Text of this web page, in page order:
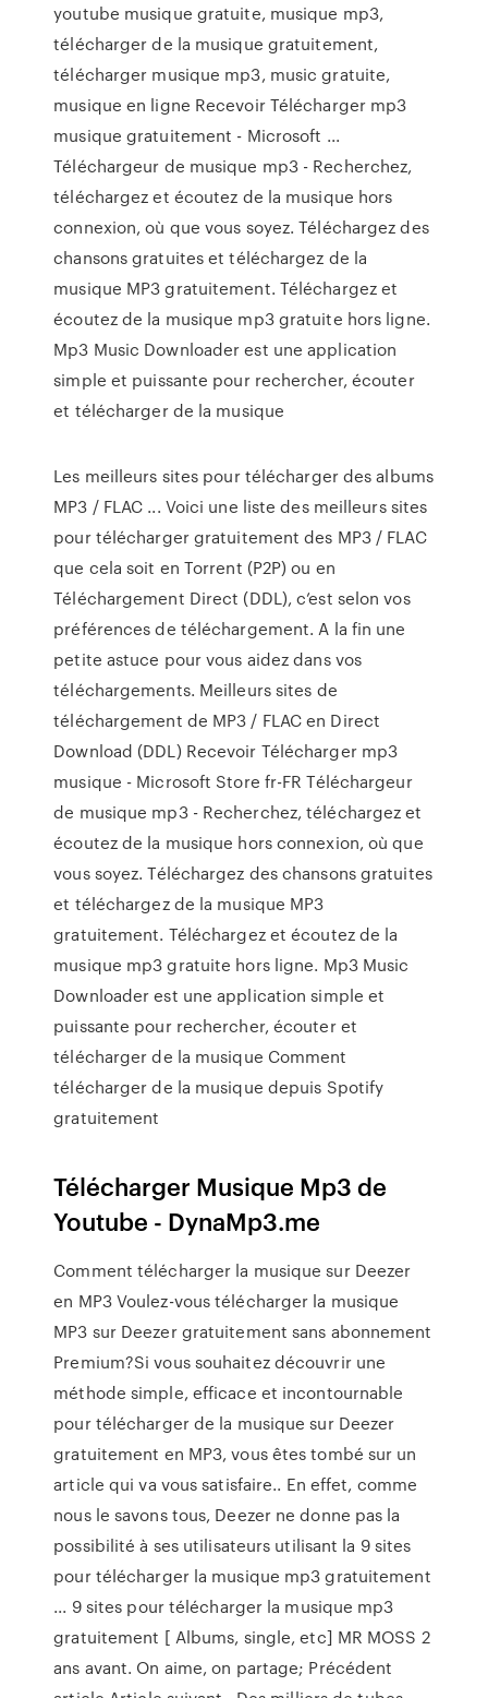
youtube musique gratuite, musique mp3,
télécharger de la musique gratuitement,
télécharger musique mp3, music gratuite,
musique en ligne Recevoir Télécharger mp3
musique gratuitement - Microsoft ...
Téléchargeur de musique mp3 - Recherchez,
téléchargez et écoutez de la musique hors
connexion, où que vous soyez. Téléchargez des
chansons gratuites et téléchargez de la
musique MP3 gratuitement. Téléchargez et
écoutez de la musique mp3 gratuite hors ligne.
Mp3 Music Downloader est une application
simple et puissante pour rechercher, écouter
et télécharger de la musique
Les meilleurs sites pour télécharger des albums
MP3 / FLAC ... Voici une liste des meilleurs sites
pour télécharger gratuitement des MP3 / FLAC
que cela soit en Torrent (P2P) ou en
Téléchargement Direct (DDL), c’est selon vos
préférences de téléchargement. A la fin une
petite astuce pour vous aidez dans vos
téléchargements. Meilleurs sites de
téléchargement de MP3 / FLAC en Direct
Download (DDL) Recevoir Télécharger mp3
musique - Microsoft Store fr-FR Téléchargeur
de musique mp3 - Recherchez, téléchargez et
écoutez de la musique hors connexion, où que
vous soyez. Téléchargez des chansons gratuites
et téléchargez de la musique MP3
gratuitement. Téléchargez et écoutez de la
musique mp3 gratuite hors ligne. Mp3 Music
Downloader est une application simple et
puissante pour rechercher, écouter et
télécharger de la musique Comment
télécharger de la musique depuis Spotify
gratuitement
Télécharger Musique Mp3 de
Youtube - DynaMp3.me
Comment télécharger la musique sur Deezer
en MP3 Voulez-vous télécharger la musique
MP3 sur Deezer gratuitement sans abonnement
Premium?Si vous souhaitez découvrir une
méthode simple, efficace et incontournable
pour télécharger de la musique sur Deezer
gratuitement en MP3, vous êtes tombé sur un
article qui va vous satisfaire.. En effet, comme
nous le savons tous, Deezer ne donne pas la
possibilité à ses utilisateurs utilisant la 9 sites
pour télécharger la musique mp3 gratuitement
... 9 sites pour télécharger la musique mp3
gratuitement [ Albums, single, etc] MR MOSS 2
ans avant. On aime, on partage; Précédent